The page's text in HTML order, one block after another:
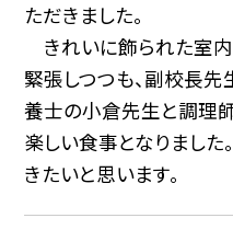
ただきました。
きれいに飾られた室
緊張しつつも、副校長先
養士の小倉先生と調理
楽しい食事となりまし
きたいと思います。